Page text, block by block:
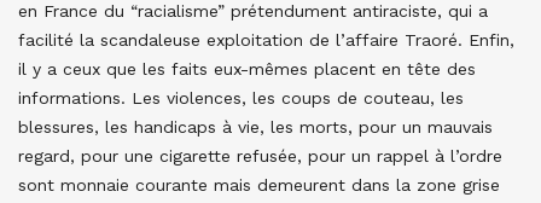
en France du “racialisme” prétendument antiraciste, qui a
facilité la scandaleuse exploitation de l’affaire Traoré. Enfin,
il y a ceux que les faits eux-mêmes placent en tête des
informations. Les violences, les coups de couteau, les
blessures, les handicaps à vie, les morts, pour un mauvais
regard, pour une cigarette refusée, pour un rappel à l’ordre
sont monnaie courante mais demeurent dans la zone grise